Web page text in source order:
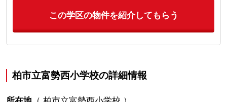
この学区の物件を紹介してもらう
柏市立富勢西小学校の詳細情報